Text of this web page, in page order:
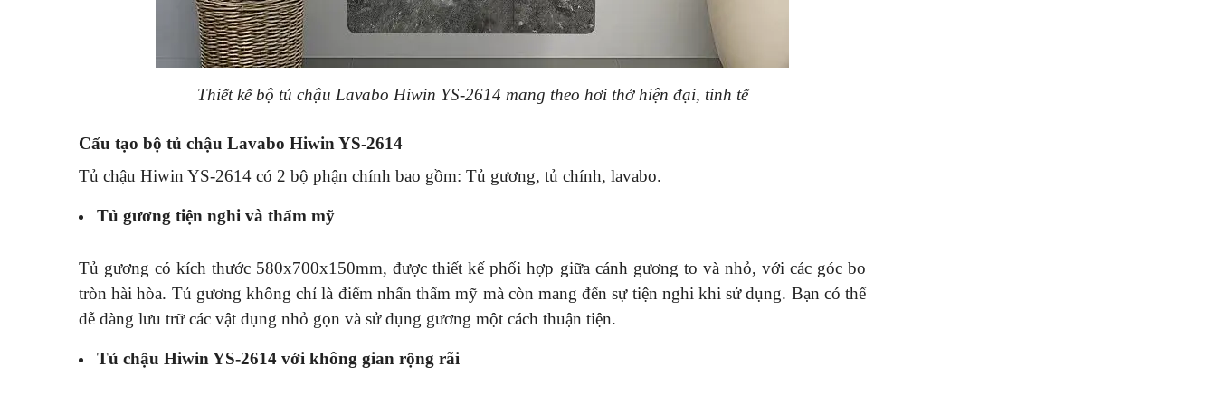
Thiết kế bộ tủ chậu Lavabo Hiwin YS-2614 mang theo hơi thở hiện đại, tinh tế
Cấu tạo bộ tủ chậu Lavabo Hiwin YS-2614
Tủ chậu Hiwin YS-2614 có 2 bộ phận chính bao gồm: Tủ gương, tủ chính, lavabo.
Tủ gương tiện nghi và thẩm mỹ
Tủ gương có kích thước 580x700x150mm, được thiết kế phối hợp giữa cánh gương to và nhỏ, với các góc bo
tròn hài hòa. Tủ gương không chỉ là điểm nhấn thẩm mỹ mà còn mang đến sự tiện nghi khi sử dụng. Bạn có thể
dễ dàng lưu trữ các vật dụng nhỏ gọn và sử dụng gương một cách thuận tiện.
Tủ chậu Hiwin YS-2614 với không gian rộng rãi